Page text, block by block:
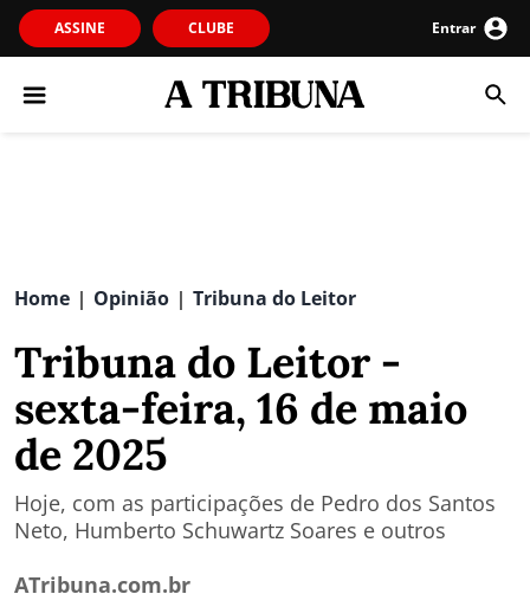
ASSINE CLUBE Entrar
Home | Opinião | Tribuna do Leitor
Tribuna do Leitor -
sexta-feira, 16 de maio
de 2025
Hoje, com as participações de Pedro dos Santos
Neto, Humberto Schuwartz Soares e outros
ATribuna.com.br